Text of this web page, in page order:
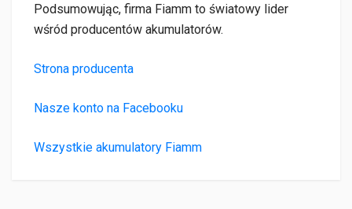
Podsumowując, firma Fiamm to światowy lider
wśród producentów akumulatorów.
Strona producenta
Nasze konto na Facebooku
Wszystkie akumulatory Fiamm